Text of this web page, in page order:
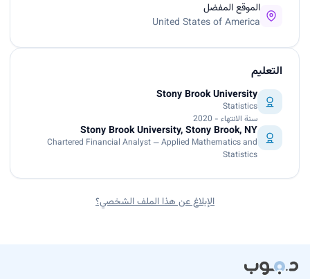
الموقع المفضل
United States of America
التعليم
Stony Brook University
Statistics
سنة الانتهاء - 2020
Stony Brook University, Stony Brook, NY
Chartered Financial Analyst — Applied Mathematics and
Statistics
الإبلاغ عن هذا الملف الشخصي؟